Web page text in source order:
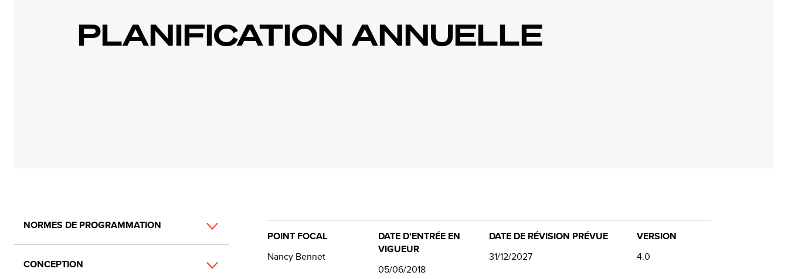
PLANIFICATION ANNUELLE
Main
navigation
NORMES DE PROGRAMMATION
CONCEPTION
POINT FOCAL
Nancy Bennet
DATE D'ENTRÉE EN
VIGUEUR
05/06/2018
DATE DE RÉVISION PRÉVUE
31/12/2027
VERSION
4.0